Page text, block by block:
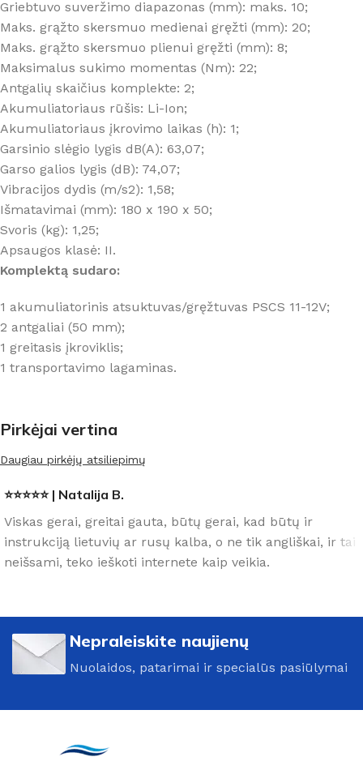
Griebtuvo suveržimo diapazonas (mm): maks. 10;
Maks. grąžto skersmuo medienai gręžti (mm): 20;
Maks. grąžto skersmuo plienui gręžti (mm): 8;
Maksimalus sukimo momentas (Nm): 22;
Antgalių skaičius komplekte: 2;
Akumuliatoriaus rūšis: Li-Ion;
Akumuliatoriaus įkrovimo laikas (h): 1;
Garsinio slėgio lygis dB(A): 63,07;
Garso galios lygis (dB): 74,07;
Vibracijos dydis (m/s2): 1,58;
Išmatavimai (mm): 180 x 190 x 50;
Svoris (kg): 1,25;
Apsaugos klasė: II.
Komplektą sudaro:
1 akumuliatorinis atsuktuvas/gręžtuvas PSCS 11-12V;
2 antgaliai (50 mm);
1 greitasis įkroviklis;
1 transportavimo lagaminas.
Pirkėjai vertina
Daugiau pirkėjų atsiliepimų
⭐⭐⭐⭐⭐ | Natalija B.
Viskas gerai, greitai gauta, būtų gerai, kad būtų ir
instrukciją lietuvių ar rusų kalba, o ne tik angliškai, ir tai
neišsami, teko ieškoti internete kaip veikia.
Nepraleiskite naujienų
Nuolaidos, patarimai ir specialūs pasiūlymai